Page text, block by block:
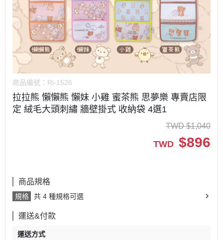
商品編號： Ri-1526
拉拉熊 懶懶熊 懶妹 小雞 蜜茶熊 思夢樂 專賣店限
定 絨毛大頭刺繡 牆壁掛式 收納袋 4選1
TWD $1,040
TWD $896
商品規格
規格 共 4 種規格可選
運送&付款
運送方式